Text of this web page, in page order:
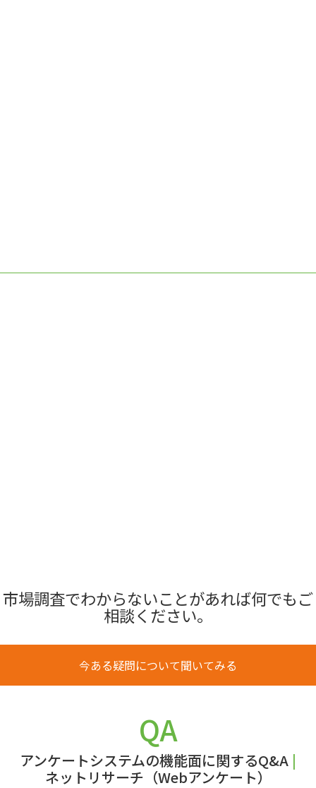
市場調査でわからないことがあれば何でもご
相談ください。
今ある疑問について聞いてみる
QA
アンケートシステムの機能面に関するQ&A |
ネットリサーチ（Webアンケート）